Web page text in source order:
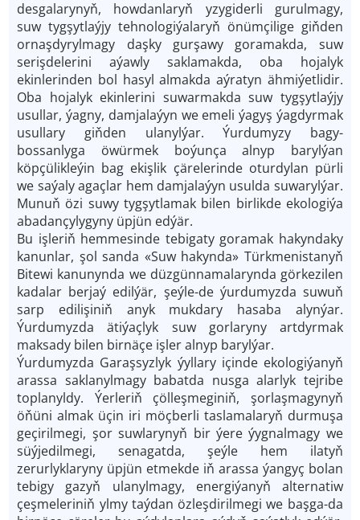
desgalarynyň, howdanlaryň yzygiderli gurulmagy,
suw tygşytlaýjy tehnologiýalaryň önümçilige giňden
ornaşdyrylmagy daşky gurşawy goramakda, suw
serişdelerini aýawly saklamakda, oba hojalyk
ekinlerinden bol hasyl almakda aýratyn ähmiýetlidir.
Oba hojalyk ekinlerini suwarmakda suw tygşytlaýjy
usullar, ýagny, damjalaýyn we emeli ýagyş ýagdyrmak
usullary giňden ulanylýar. Ýurdumyzy bagy-
bossanlyga öwürmek boýunça alnyp barylýan
köpçülikleýin bag ekişlik çärelerinde oturdylan pürli
we saýaly agaçlar hem damjalaýyn usulda suwarylýar.
Munuň özi suwy tygşytlamak bilen birlikde ekologiýa
abadançylygyny üpjün edýär.
Bu işleriň hemmesinde tebigaty goramak hakyndaky
kanunlar, şol sanda «Suw hakynda» Türkmenistanyň
Bitewi kanunynda we düzgünnamalarynda görkezilen
kadalar berjaý edilýär, şeýle-de ýurdumyzda suwuň
sarp edilişiniň anyk mukdary hasaba alynýar.
Ýurdumyzda ätiýaçlyk suw gorlaryny artdyrmak
maksady bilen birnäçe işler alnyp barylýar.
Ýurdumyzda Garaşsyzlyk ýyllary içinde ekologiýanyň
arassa saklanylmagy babatda nusga alarlyk tejribe
toplanyldy. Ýerleriň çölleşmeginiň, şorlaşmagynyň
öňüni almak üçin iri möçberli taslamalaryň durmuşa
geçirilmegi, şor suwlarynyň bir ýere ýygnalmagy we
süýjedilmegi, senagatda, şeýle hem ilatyň
zerurlyklaryny üpjün etmekde iň arassa ýangyç bolan
tebigy gazyň ulanylmagy, energiýanyň alternatiw
çeşmeleriniň ylmy taýdan özleşdirilmegi we başga-da